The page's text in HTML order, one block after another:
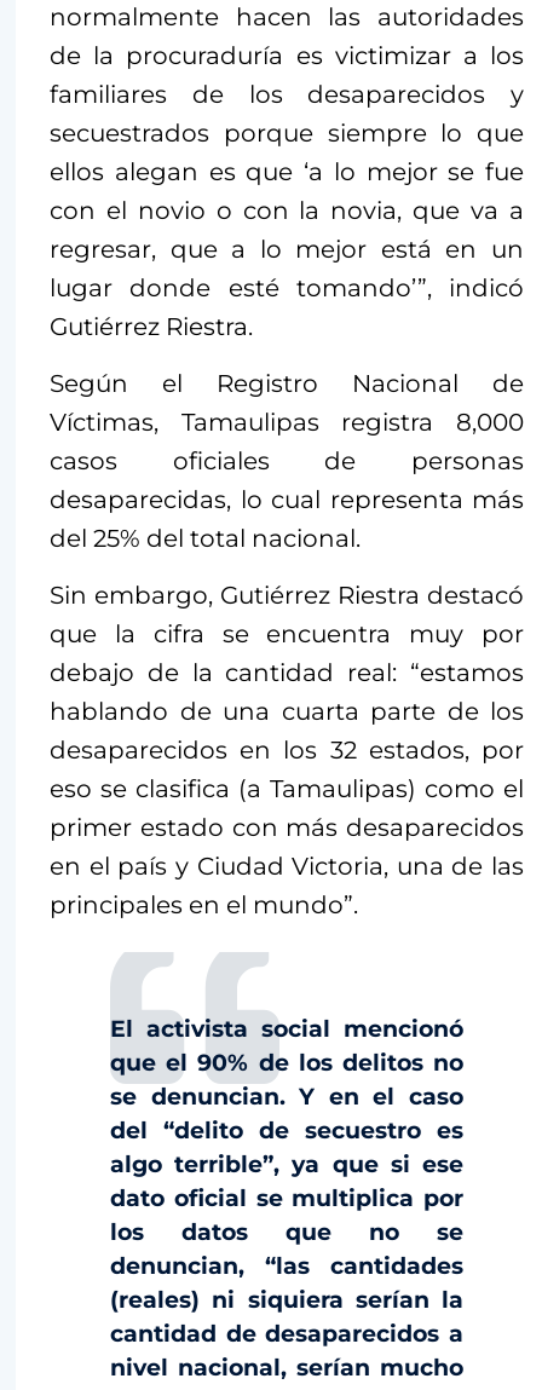
normalmente hacen las autoridades
de la procuraduría es victimizar a los
familiares de los desaparecidos y
secuestrados porque siempre lo que
ellos alegan es que ‘a lo mejor se fue
con el novio o con la novia, que va a
regresar, que a lo mejor está en un
lugar donde esté tomando’”, indicó
Gutiérrez Riestra.
Según el Registro Nacional de
Víctimas, Tamaulipas registra 8,000
casos oficiales de personas
desaparecidas, lo cual representa más
del 25% del total nacional.
Sin embargo, Gutiérrez Riestra destacó
que la cifra se encuentra muy por
debajo de la cantidad real: “estamos
hablando de una cuarta parte de los
desaparecidos en los 32 estados, por
eso se clasifica (a Tamaulipas) como el
primer estado con más desaparecidos
en el país y Ciudad Victoria, una de las
principales en el mundo”.
El activista social mencionó
que el 90% de los delitos no
se denuncian. Y en el caso
del “delito de secuestro es
algo terrible”, ya que si ese
dato oficial se multiplica por
los datos que no se
denuncian, “las cantidades
(reales) ni siquiera serían la
cantidad de desaparecidos a
nivel nacional, serían mucho